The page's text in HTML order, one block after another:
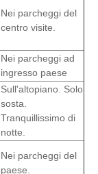
Nei parcheggi del
centro visite.
Nei parcheggi ad
ingresso paese
Sull'altopiano. Solo
sosta.
Tranquillissimo di
notte.
Nei parcheggi del
paese.